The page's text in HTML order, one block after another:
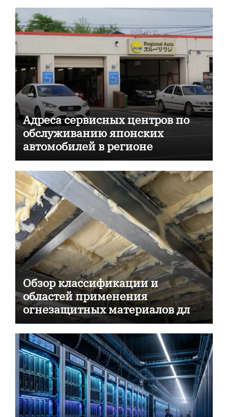
Адреса сервисных центров по
обслуживанию японских
автомобилей в регионе
Обзор классификации и
областей применения
огнезащитных материалов для
пассивной противопожарной
защиты